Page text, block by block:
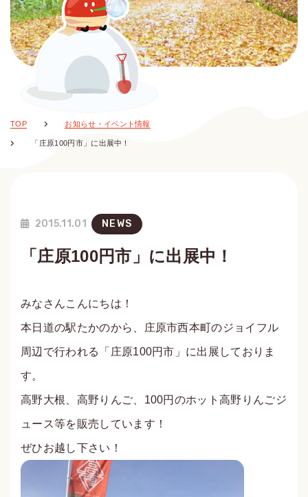
TOP お知らせ・イベント情報
「庄原100円市」に出展中！
2015.11.01 NEWS
「庄原100円市」に出展中！
みなさんこんにちは！
本日道の駅たかのから、庄原市西本町のジョイフル
周辺で行われる「庄原100円市」に出展しておりま
す。
高野大根、高野りんご、100円のホット高野りんごジ
ュース等を販売しています！
ぜひお越し下さい！